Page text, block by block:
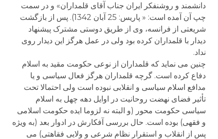
دانشمند و روشنفکر ایران جناب آقای قلمداران» و در سمت
چپ آن آمده است: « پاریس: 25 آبان 1342). پس از بازگشت
شریعتی از فرانسه، وی از طریق دوستی مشترک پیشنهاد
دیدار با قلمداران کرده بود ولی در عمل هرگز این دیدار روی
نداد.
چنین می نماید که قلمداران از نوعی حکومت مقید به اسلام
دفاع کرده است. گرچه قلمداران هرگز فعال سیاسی و یا
مدافع اسلام سیاسی و انقلابی نبوده است ولی احتمالا تحت
تأثیر فضای نهضت روحانیت در اوایل دهه چهل به اسلام
سیاسی حکومت محور (و البته نه لزوما ایده حکومت اسلامی
و فقهی) بوده است. حال بررسی آفکارش در ادوار بعد (به ویژه
پس از انقلاب و استقرار نظام شرعی و ولایی فقاهتی) می